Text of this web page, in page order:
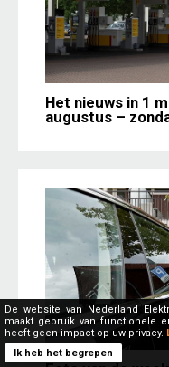
Het nieuws in 1
augustus –
De website van Nederland
maakt gebruik van functionele
heeft geen impact op uw privacy.
Ik heb het begrepen